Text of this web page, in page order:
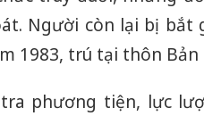
Người còn lại bị
1983, trú tại thôn
phương tiện, lực